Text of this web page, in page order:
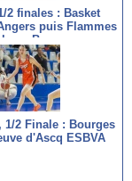
2 finales : Basket
puis Flammes
vs Bourges
1/2 Finale : Bourges
d'Ascq ESBVA